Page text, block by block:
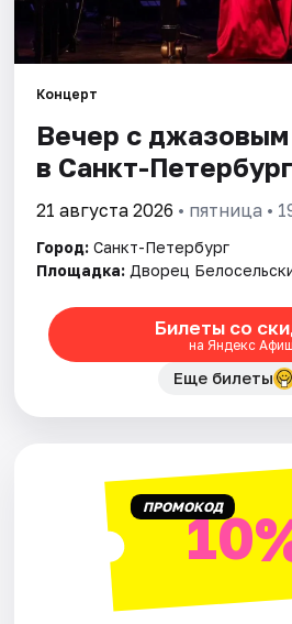
Города
Площадки
Артисты
Рейтинги
Концерт
Вечер с
в Санкт-
21 августа 2026 • пятница •
Город: Санкт-Петербург
Площадка: Дворец
Билеты со
на Яндекс
Еще билеты
ПРОМОКОД